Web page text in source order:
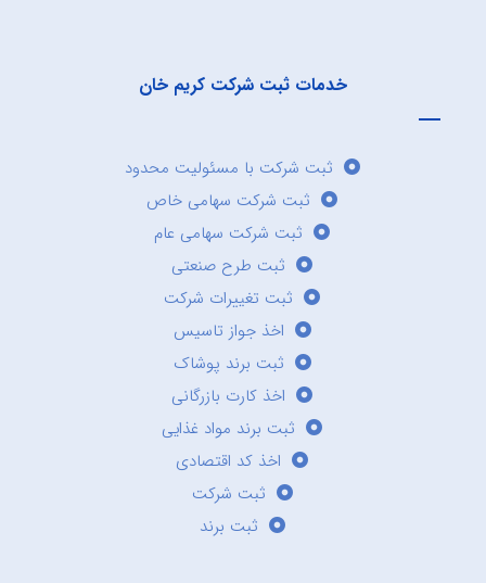
خدمات ثبت شرکت کریم خان
ثبت شرکت با مسئولیت محدود
ثبت شرکت سهامی خاص
ثبت شرکت سهامی عام
ثبت طرح صنعتی
ثبت تغییرات شرکت
اخذ جواز تاسیس
ثبت برند پوشاک
اخذ کارت بازرگانی
ثبت برند مواد غذایی
اخذ کد اقتصادی
ثبت شرکت
ثبت برند